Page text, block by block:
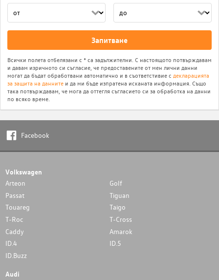
Запитване
Всички полета отбелязани с * са задължителни. С настоящото потвърждавам
и давам изричното си съгласие, че предоставените от мен лични данни
могат да бъдат обработвани автоматично и в съответстивие с декларацията
за защита на данните и да ми бъде изпратена исканата информация. Също
така потвърждавам, че мога да оттегля съгласието си за обработка на данни
по всяко време.
Facebook
Volkswagen
Arteon
Golf
Passat
Tiguan
Touareg
Taigo
T-Roc
T-Cross
Caddy
Amarok
ID.4
ID.5
ID.Buzz
Audi